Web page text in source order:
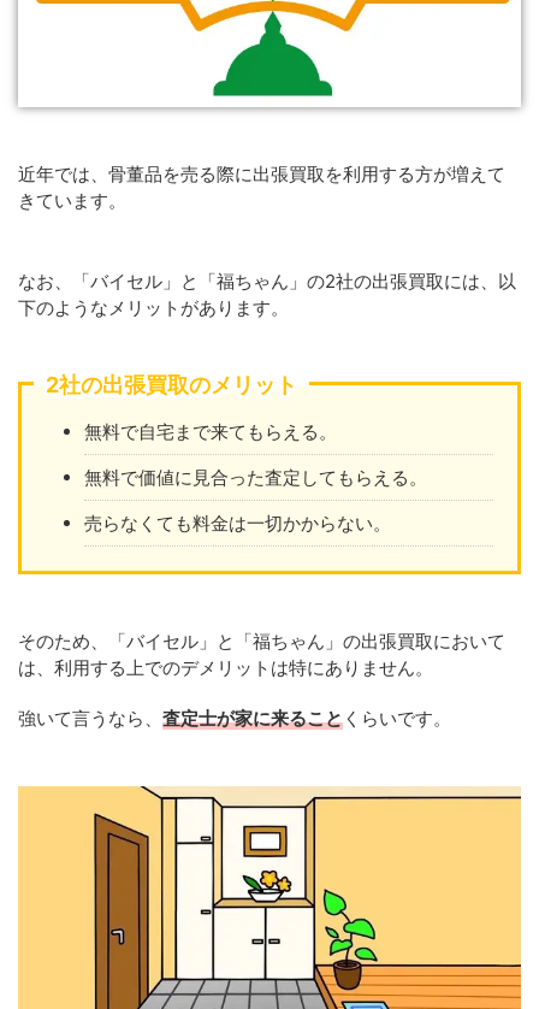
近年では、骨董品を売る際に出張買取を利用する方が増えて
きています。
なお、「バイセル」と「福ちゃん」の2社の出張買取には、以
下のようなメリットがあります。
2社の出張買取のメリット
無料で自宅まで来てもらえる。
無料で価値に見合った査定してもらえる。
売らなくても料金は一切かからない。
そのため、「バイセル」と「福ちゃん」の出張買取において
は、利用する上でのデメリットは特にありません。
強いて言うなら、 査定士が家に来ること くらいです。